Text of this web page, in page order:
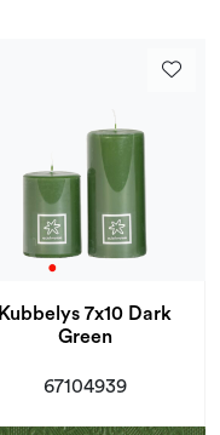
Kubbelys 7x10 Dark
Green
67104939